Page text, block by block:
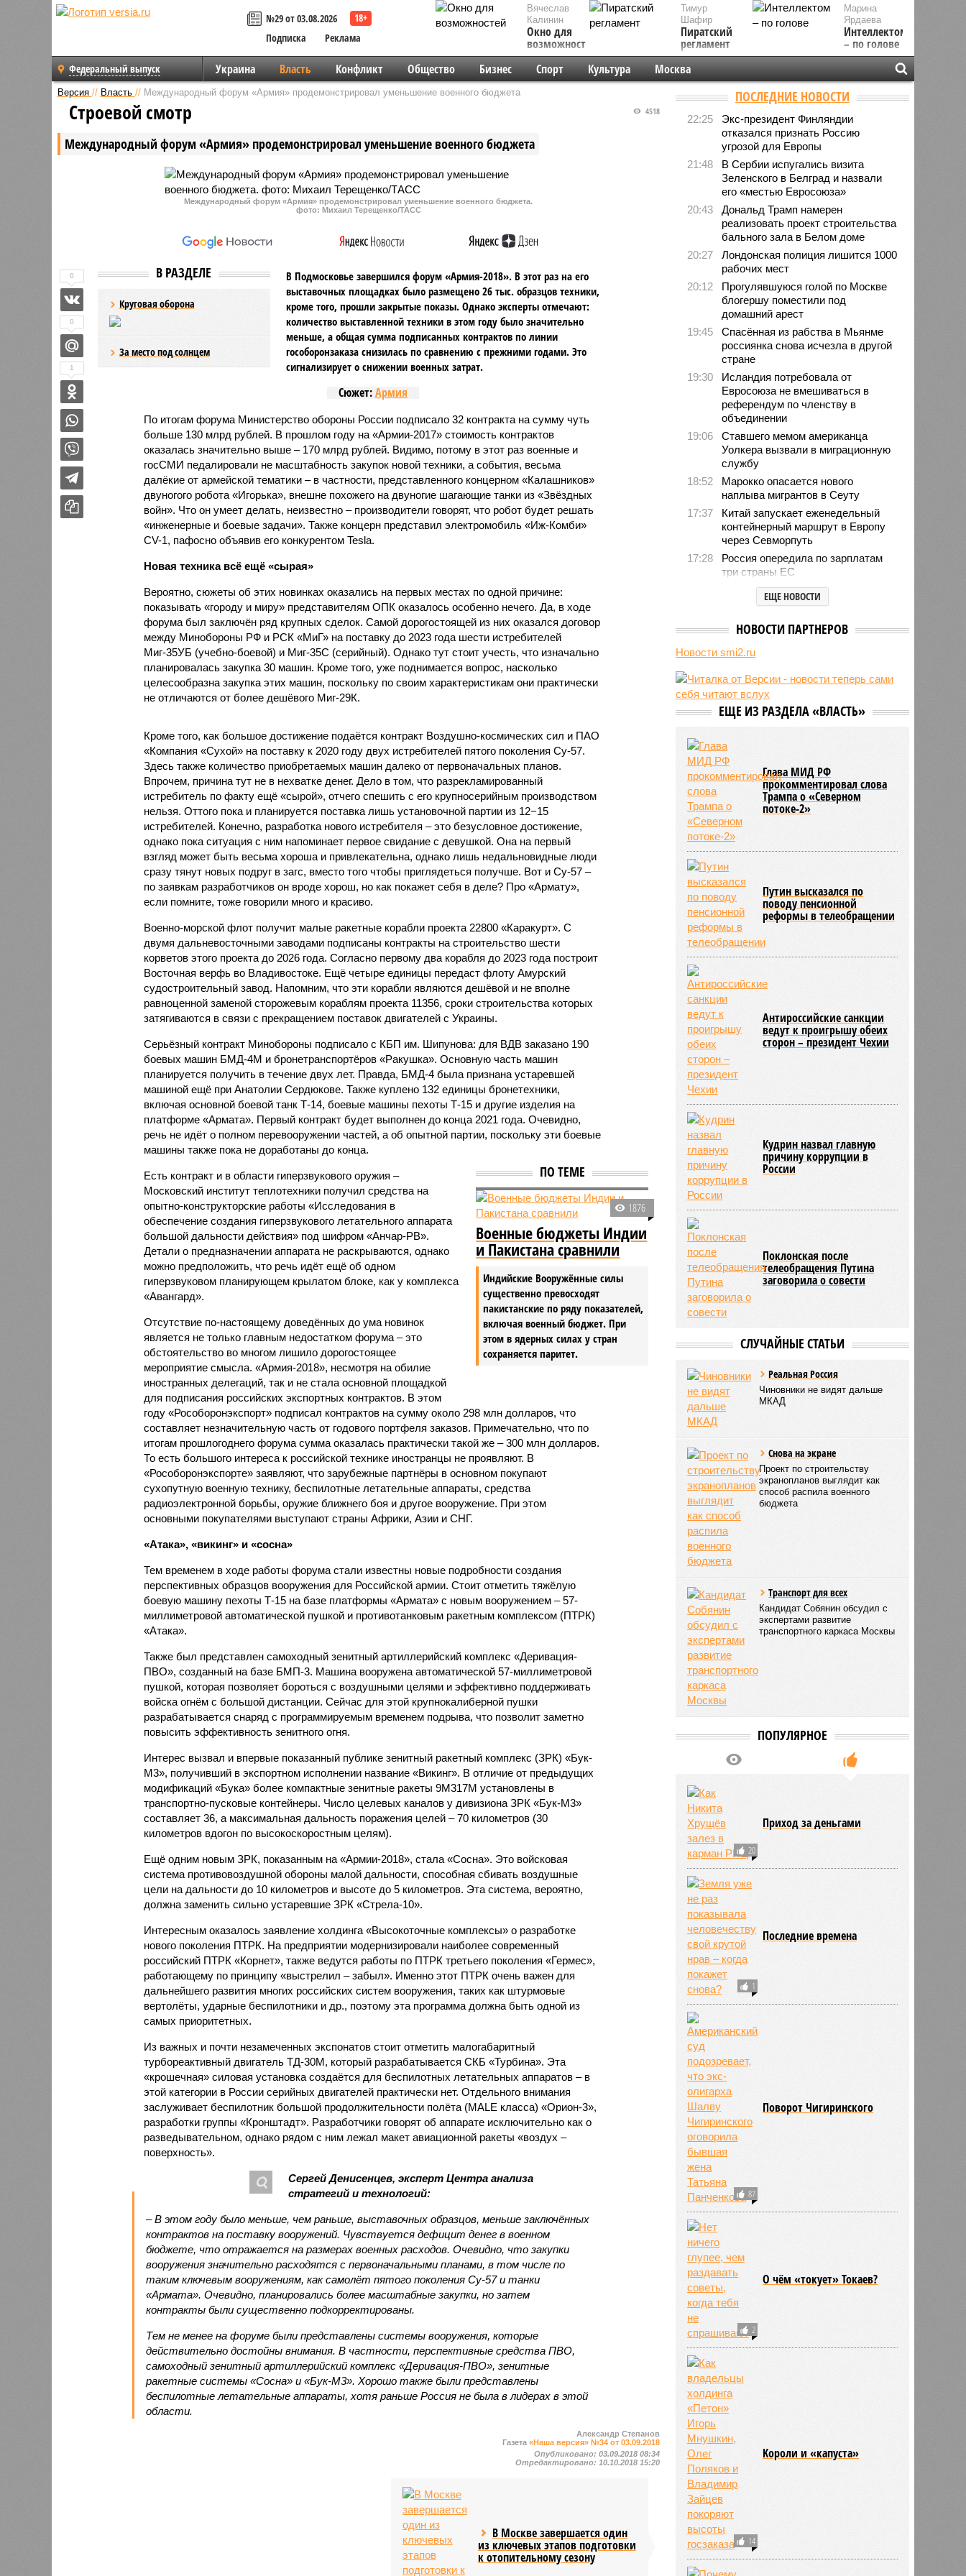
№29 от 03.08.2026
Подписка
Реклама
Вячеслав
Калинин
Окно для
возможностей
Марина
Ярдаева
Интеллектом
– по голове
Тимур
Шафир
Пиратский
регламент
Федеральный выпуск Украина Власть Конфликт Общество Бизнес Спорт Культура Москва
Версия // Власть // Международный форум «Армия» продемонстрировал уменьшение военного бюджета
Международный форум «Армия» продемонстрировал уменьшение военного бюджета
4518
Строевой смотр
Международный форум «Армия» продемонстрировал уменьшение военного бюджета.
фото: Михаил Терещенко/ТАСС
В РАЗДЕЛЕ
Круговая оборона
За место под солнцем
В Подмосковье завершился форум «Армия-2018». В этот раз на его
выставочных площадках было размещено 26 тыс. образцов техники,
кроме того, прошли закрытые показы. Однако эксперты отмечают:
количество выставленной техники в этом году было значительно
меньше, а общая сумма подписанных контрактов по линии
гособоронзаказа снизилась по сравнению с прежними годами. Это
сигнализирует о снижении военных затрат.
Сюжет:Армия
По итогам форума Министерство обороны России подписало 32 контракта на сумму чуть
больше 130 млрд рублей. В прошлом году на «Армии-2017» стоимость контрактов
оказалась значительно выше – 170 млрд рублей. Видимо, потому в этот раз военные и
госСМИ педалировали не масштабность закупок новой техники, а события, весьма
далёкие от армейской тематики – в частности, представленного концерном «Калашников»
двуногого робота «Игорька», внешне похожего на двуногие шагающие танки из «Звёздных
войн». Что он умеет делать, неизвестно – производители говорят, что робот будет решать
«инженерные и боевые задачи». Также концерн представил электромобиль «Иж-Комби»
CV-1, пафосно объявив его конкурентом Tesla.
Новая техника всё ещё «сырая»
Вероятно, сюжеты об этих новинках оказались на первых местах по одной причине:
показывать «городу и миру» представителям ОПК оказалось особенно нечего. Да, в ходе
форума был заключён ряд крупных сделок. Самой дорогостоящей из них оказался договор
между Мин­обороны РФ и РСК «МиГ» на поставку до 2023 года шести истребителей
Миг-35УБ (учебно-боевой) и Миг-35С (серийный). Однако тут стоит учесть, что изначально
планировалась закупка 30 машин. Кроме того, уже поднимается вопрос, насколько
целесообразна закупка этих машин, поскольку по своим характеристикам они практически
не отличаются от более дешёвого Миг-29К.
Кроме того, как большое достижение подаётся контракт Воздушно-космических сил и ПАО
«Компания «Сухой» на поставку к 2020 году двух истребителей пятого поколения Су-57.
Здесь также количество приобретаемых машин далеко от первоначальных планов.
Впрочем, причина тут не в нехватке денег. Дело в том, что разрекламированный
истребитель по факту ещё «сырой», отчего спешить с его крупносерийным производством
нельзя. Оттого пока и планируется поставка лишь установочной партии из 12−15
истребителей. Конечно, разработка нового истребителя – это безусловное достижение,
однако пока ситуация с ним напоминает первое свидание с девушкой. Она на первый
взгляд может быть весьма хороша и привлекательна, однако лишь недальновидные люди
сразу тянут новых подруг в загс, вместо того чтобы приглядеться получше. Вот и Су-57 –
по заявкам разработчиков он вроде хорош, но как покажет себя в деле? Про «Армату»,
если помните, тоже говорили много и красиво.
Военно-морской флот получит малые ракетные корабли проекта 22800 «Каракурт». С
двумя дальневосточными заводами подписаны контракты на строительство шести
корветов этого проекта до 2026 года. Согласно первому два корабля до 2023 года построит
Восточная верфь во Владивостоке. Ещё четыре единицы передаст флоту Амурский
судостроительный завод. Напомним, что эти корабли являются дешёвой и не вполне
равноценной заменой сторожевым кораблям проекта 11356, сроки строительства которых
затягиваются в связи с прекращением поставок двигателей с Украины.
Серьёзный контракт Мин­обороны подписало с КБП им. Шипунова: для ВДВ заказано 190
боевых машин БМД-4М и бронетранспортёров «Ракушка». Основную часть машин
планируется получить в течение двух лет. Правда, БМД-4 была признана устаревшей
машиной ещё при Анатолии Сердюкове. Также куплено 132 единицы бронетехники,
включая основной боевой танк Т-14, боевые машины пехоты Т-15 и другие изделия на
платформе «Армата». Первый контракт будет выполнен до конца 2021 года. Очевидно,
речь не идёт о полном перевооружении частей, а об опытной партии, поскольку эти боевые
машины также пока не доработаны до конца.
ПО ТЕМЕ
1876
Военные бюджеты Индии
и Пакистана сравнили
Индийские Вооружённые силы
существенно превосходят
пакистанские по ряду показателей,
включая военный бюджет. При
этом в ядерных силах у стран
сохраняется паритет.
Есть контракт и в области гиперзвукового оружия –
Московский институт теплотехники получил средства на
опытно-конструкторские работы «Исследования в
обеспечение создания гиперзвукового летательного аппарата
большой дальности действия» под шифром «Анчар-РВ».
Детали о предназначении аппарата не раскрываются, однако
можно предположить, что речь идёт ещё об одном
гиперзвуковом планирующем крылатом блоке, как у комплекса
«Авангард».
Отсутствие по-настоящему доведённых до ума новинок
является не только главным недостатком форума – это
обстоятельство во многом лишило дорогостоящее
мероприятие смысла. «Армия-2018», несмотря на обилие
иностранных делегаций, так и не стала основной площадкой
для подписания российских экспортных контрактов. В этом
году «Рос­оборонэкспорт» подписал контрактов на сумму около 298 млн долларов, что
составляет незначительную часть от годового портфеля заказов. Примечательно, что по
итогам прошлогоднего форума сумма оказалась практически такой же – 300 млн долларов.
То есть большого интереса к российской технике иностранцы не проявляют. В
«Рособоронэкспорте» заявляют, что зарубежные парт­нёры в основном покупают
сухопутную военную технику, беспилотные летательные аппараты, средства
радиоэлектронной борьбы, оружие ближнего боя и другое вооружение. При этом
основными покупателями выступают страны Африки, Азии и СНГ.
«Атака», «викинг» и «сосна»
Тем временем в ходе работы форума стали известны новые подробности создания
перспективных образцов вооружения для Российской армии. Стоит отметить тяжёлую
боевую машину пехоты Т-15 на базе платформы «Армата» с новым вооружением – 57-
миллиметровой автоматической пушкой и противотанковым ракетным комплексом (ПТРК)
«Атака».
Также был представлен самоходный зенитный артиллерийский комплекс «Деривация-
ПВО», созданный на базе БМП-3. Машина вооружена автоматической 57-миллиметровой
пушкой, которая позволяет бороться с воздушными целями и эффективно поддерживать
войска огнём с большой дистанции. Сейчас для этой крупнокалиберной пушки
разрабатывается снаряд с программируемым временем подрыва, что позволит заметно
повысить эффективность зенитного огня.
Интерес вызвал и впервые показанный публике зенитный ракетный комплекс (ЗРК) «Бук-
М3», получивший в экспортном исполнении название «Викинг». В отличие от предыдущих
модификаций «Бука» более компактные зенитные ракеты 9М317М установлены в
транспортно-пусковые контейнеры. Число целевых каналов у дивизиона ЗРК «Бук-М3»
составляет 36, а максимальная дальность поражения целей – 70 километров (30
километров вдогон по высокоскоростным целям).
Ещё одним новым ЗРК, показанным на «Армии-2018», стала «Сосна». Это войсковая
система противовоздушной обороны малой дальности, способная сбивать воздушные
цели на дальности до 10 километров и высоте до 5 километров. Эта система, вероятно,
должна заменить сильно устаревшие ЗРК «Стрела-10».
Интересным оказалось заявление холдинга «Высокоточные комплексы» о разработке
нового поколения ПТРК. На предприятии модернизировали наиболее современный
российский ПТРК «Корнет», также ведутся работы по ПТРК третьего поколения «Гермес»,
работающему по принципу «выстрелил – забыл». Именно этот ПТРК очень важен для
дальнейшего развития многих российских систем вооружения, таких как штурмовые
вертолёты, ударные беспилотники и др., поэтому эта программа должна быть одной из
самых приоритетных.
Из важных и почти незамеченных экспонатов стоит отметить малогабаритный
турбореактивный двигатель ТД-30М, который разрабатывается СКБ «Турбина». Эта
«крошечная» силовая установка создаётся для беспилотных летательных аппаратов – в
этой категории в России серийных двигателей практически нет. Отдельного внимания
заслуживает беспилотник большой продолжительности полёта (MALE класса) «Орион-3»,
разработки группы «Кронштадт». Разработчики говорят об аппарате исключительно как о
разведывательном, однако рядом с ним лежал макет авиа­ционной ракеты «воздух –
поверхность».
Сергей Денисенцев, эксперт Центра анализа
стратегий и технологий:
– В этом году было меньше, чем раньше, выставочных образцов, меньше заключённых
контрактов на поставку вооружений. Чувствуется дефицит денег в военном
бюджете, что отражается на размерах военных расходов. Очевидно, что закупки
вооружения значительно расходятся с первоначальными планами, в том числе по
таким ключевым вооружениям, как самолёт пятого поколения Су-57 и танки
«Армата». Очевидно, планировались более масштабные закупки, но затем
контракты были существенно подкорректированы.
Тем не менее на форуме были представлены системы вооружения, которые
действительно достойны внимания. В частности, перспективные средства ПВО,
самоходный зенитный артиллерийский комплекс «Деривация-ПВО», зенитные
ракетные системы «Сосна» и «Бук-М3». Хорошо также были представлены
беспилотные летательные аппараты, хотя раньше Россия не была в лидерах в этой
области.
0
0
1
Александр Степанов
Газета«Наша версия» №34 от 03.09.2018
Опубликовано:03.09.2018 08:34
Отредактировано: 10.10.2018 15:20
В Москве завершается один
из ключевых этапов подготовки
к отопительному сезону
ПОСЛЕДНИЕ НОВОСТИ
22:25
Экс-президент Финляндии
отказался признать Россию
угрозой для Европы
21:48
В Сербии испугались визита
Зеленского в Белград и назвали
его «местью Евросоюза»
20:43
Дональд Трамп намерен
реализовать проект строительства
бального зала в Белом доме
20:27
Лондонская полиция лишится 1000
рабочих мест
20:12
Прогулявшуюся голой по Москве
блогершу поместили под
домашний арест
19:45
Спасённая из рабства в Мьянме
россиянка снова исчезла в другой
стране
19:30
Исландия потребовала от
Евросоюза не вмешиваться в
референдум по членству в
объединении
19:06
Ставшего мемом американца
Уолкера вызвали в миграционную
службу
18:52
Марокко опасается нового
наплыва мигрантов в Сеуту
17:37
Китай запускает еженедельный
контейнерный маршрут в Европу
через Севморпуть
17:28
Россия опередила по зарплатам
три страны ЕС
Александр Лукашенко призвал
белорусов скупать пустующие
14:49
Девушка объяснила убийство
трёхмесячного сына
увеличение пенсий детям,
потерявшим родителей
13:56
Финляндия захотела использовать
ЕЩЕ НОВОСТИ
НОВОСТИ ПАРТНЕРОВ
Новости smi2.ru
ЕЩЕ ИЗ РАЗДЕЛА «ВЛАСТЬ»
Глава МИД РФ
прокомментировал слова
Трампа о «Северном
потоке-2»
Путин высказался по
поводу пенсионной
реформы в телеобращении
Антироссийские санкции
ведут к проигрышу обеих
сторон – президент Чехии
Кудрин назвал главную
причину коррупции в
России
Поклонская после
телеобращения Путина
заговорила о совести
СЛУЧАЙНЫЕ СТАТЬИ
Реальная Россия
Чиновники не видят дальше
МКАД
Снова на экране
Проект по строительству
экранопланов выглядит как
способ распила военного
бюджета
Транспорт для всех
Кандидат Собянин обсудил с
экспертами развитие
транспортного каркаса Москвы
ПОПУЛЯРНОЕ
20
Приход за деньгами
1
Последние времена
87
Поворот Чигиринского
2
О чём «токует» Токаев?
14
Kороли и «капуста»